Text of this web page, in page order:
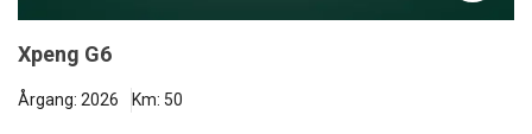
Xpeng G6
Årgang: 2026 Km: 50